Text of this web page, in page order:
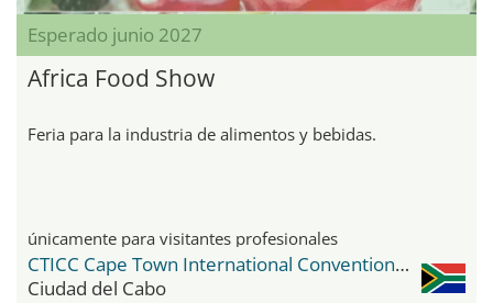
Esperado junio 2027
Africa Food Show
Feria para la industria de alimentos y bebidas.
únicamente para visitantes profesionales
CTICC Cape Town International Convention Center
Ciudad del Cabo